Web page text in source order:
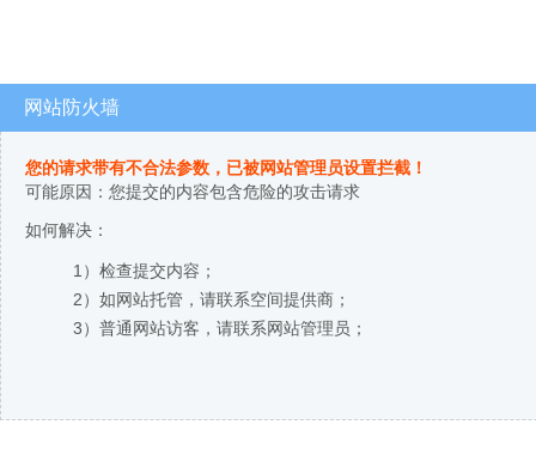
网站防火墙
您的请求带有不合法参数，已被网站管理员设置拦截！
可能原因：您提交的内容包含危险的攻击请求
如何解决：
1）检查提交内容；
2）如网站托管，请联系空间提供商；
3）普通网站访客，请联系网站管理员；